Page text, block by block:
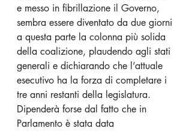
e messo in fibrillazione il Governo,
sembra essere diventato da due giorni
a questa parte la colonna più solida
della coalizione, plaudendo agli stati
generali e dichiarando che l’attuale
esecutivo ha la forza di completare i
tre anni restanti della legislatura.
Dipenderà forse dal fatto che in
Parlamento è stata data